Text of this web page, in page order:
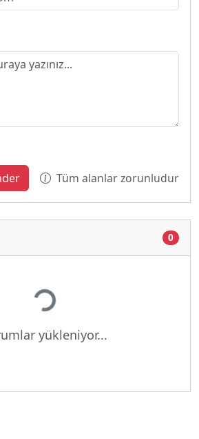
Tüm alanlar zorunludur
0
Yükleniyor...
yükleniyor...